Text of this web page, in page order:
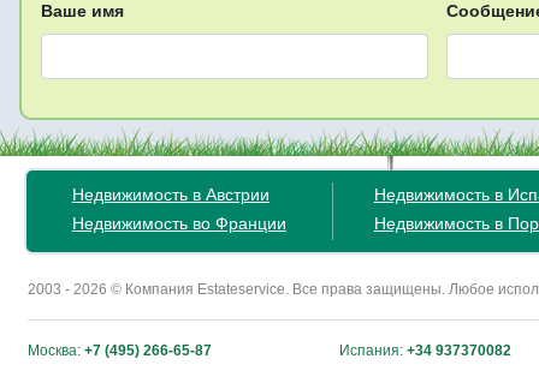
Ваше имя
Недвижимость в Австрии
Недвижимость во Франции
Недвижимость в
Недвижимость в
2003 - 2026 © Компания Estateservice. Все права защищены. Любое
Москва: +7 (495) 266-65-87 Испания: +34 937370082